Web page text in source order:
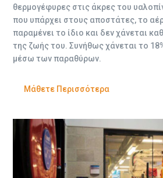
θερμογέφυρες στις άκρες του
που υπάρχει στους αποστάτες, το
παραμένει το ίδιο και δεν χάνεται
της ζωής του. Συνήθως χάνεται το
μέσω των παραθύρων.
Μάθετε Περισσότερα